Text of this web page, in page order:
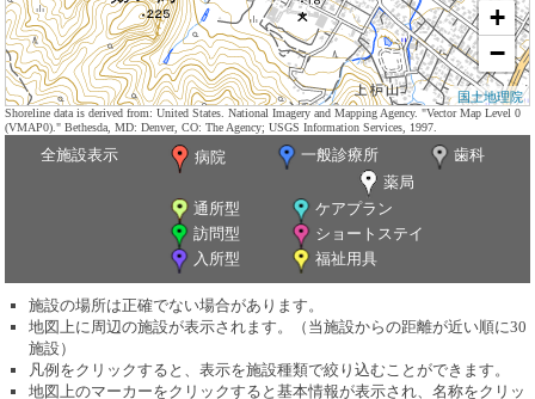
+
−
国土地理院
Shoreline data is derived from: United States. National Imagery and Mapping Agency. "Vector Map Level 0
(VMAP0)." Bethesda, MD: Denver, CO: The Agency; USGS Information Services, 1997.
全施設表示 病院 一般診療所
歯科
薬局
通所型
ケアプラン
訪問型
ショートステイ
入所型
福祉用具
施設の場所は正確でない場合があります。
地図上に周辺の施設が表示されます。（当施設からの距離が近い順に30
施設）
凡例をクリックすると、表示を施設種類で絞り込むことができます。
地図上のマーカーをクリックすると基本情報が表示され、名称をクリッ